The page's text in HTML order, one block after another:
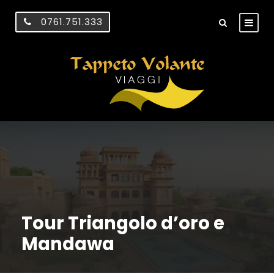
0761.751.333
Tour Triangolo d’oro e
Mandawa